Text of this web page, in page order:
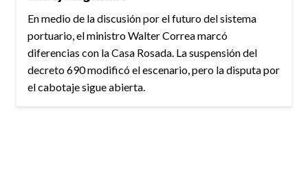
En medio de la discusión por el futuro del sistema
portuario, el ministro Walter Correa marcó
diferencias con la Casa Rosada. La suspensión del
decreto 690 modificó el escenario, pero la disputa por
el cabotaje sigue abierta.